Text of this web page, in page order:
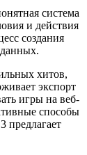
система
и действия
создания
хитов,
экспорт
игры на веб-
способы
предлагает